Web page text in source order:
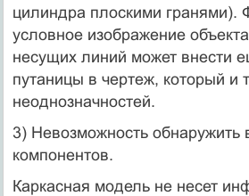
цилиндра плоскими гранями).
условное изображение
несущих линий может внести
путаницы в чертеж, который и
неоднозначностей.
3) Невозможность обнаружить
компонентов.
Каркасная модель не несет